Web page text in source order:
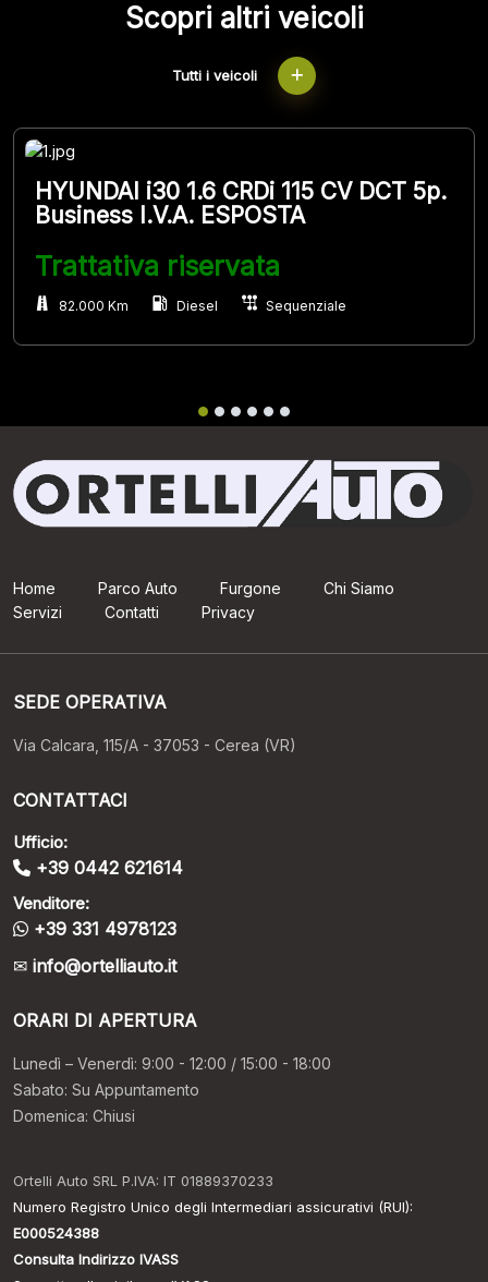
Scopri altri veicoli
Tutti i veicoli
HYUNDAI i30 1.6 CRDi 115 CV DCT 5p.
Business I.V.A. ESPOSTA
Trattativa riservata
82.000 Km Diesel Sequenziale
Home Parco Auto Furgone
Chi Siamo
Servizi
Contatti Privacy
SEDE OPERATIVA
Via Calcara, 115/A - 37053 - Cerea (VR)
CONTATTACI
Ufficio:
+39 0442 621614
Venditore:
+39 331 4978123
info@ortelliauto.it
ORARI DI APERTURA
Lunedì – Venerdì: 9:00 - 12:00 / 15:00 - 18:00
Sabato: Su Appuntamento
Domenica: Chiusi
Ortelli Auto SRL P.IVA: IT 01889370233
Numero Registro Unico degli Intermediari assicurativi (RUI):
E000524388
Consulta Indirizzo IVASS